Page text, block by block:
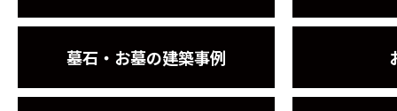
墓石・お墓の建築事例